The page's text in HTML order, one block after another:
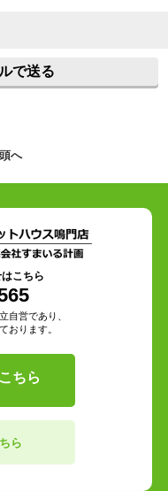
で送る
へ
こちら
自営であり、
おります。
ちら
ら